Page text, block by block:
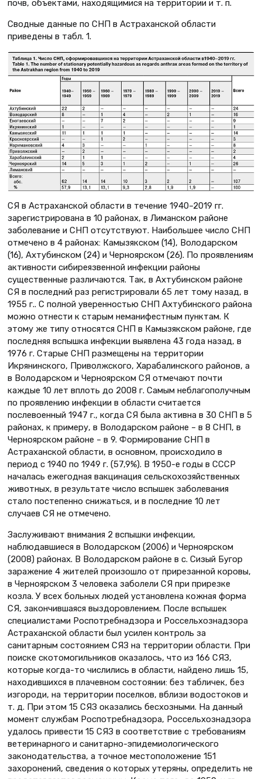
почв, объектами, находящимися на территории и т. п.
Сводные данные по СНП в Астраханской области
приведены в табл. 1.
СЯ в Астраханской области в течение 1940–2019 гг.
зарегистрирована в 10 районах, в Лиманском районе
заболевание и СНП отсутствуют. Наибольшее число СНП
отмечено в 4 районах: Камызякском (14), Володарском
(16), Ахтубинском (24) и Черноярском (26). По проявлениям
активности сибиреязвенной инфекции районы
существенные различаются. Так, в Ахтубинском районе
СЯ в последний раз регистрировали 65 лет тому назад, в
1955 г.. С полной уверенностью СНП Ахтубинского района
можно отнести к старым неманифестным пунктам. К
этому же типу относятся СНП в Камызякском районе, где
последняя вспышка инфекции выявлена 43 года назад, в
1976 г. Старые СНП размещены на территории
Икрянинского, Приволжского, Харабалинского районов, а
в Володарском и Черноярском СЯ отмечают почти
каждые 10 лет вплоть до 2008 г. Самым неблагополучным
по проявлению инфекции в области считается
послевоенный 1947 г., когда СЯ была активна в 30 СНП в 5
районах, к примеру, в Володарском районе – в 8 СНП, в
Черноярском районе – в 9. Формирование СНП в
Астраханской области, в основном, происходило в
период с 1940 по 1949 г. (57,9%). В 1950-е годы в СССР
началась ежегодная вакцинация сельскохозяйственных
животных, в результате число вспышек заболевания
стало постепенно снижаться, и в последние 10 лет
случаев СЯ не отмечено.
Заслуживают внимания 2 вспышки инфекции,
наблюдавшиеся в Володарском (2006) и Черноярском
(2008) районах. В Володарском районе в с. Сизый Бугор
заражение 4 жителей произошло от прирезанной коровы,
в Черноярском 3 человека заболели СЯ при прирезке
козла. У всех больных людей установлена кожная форма
СЯ, закончившаяся выздоровлением. После вспышек
специалистами Роспотребнадзора и Россельхознадзора
Астраханской области был усилен контроль за
санитарным состоянием СЯЗ на территории области. При
поиске скотомогильников оказалось, что из 166 СЯЗ,
которые когда-то числились в области, найдено лишь 15,
находившихся в плачевном состоянии: без табличек, без
изгороди, на территории поселков, вблизи водостоков и
т. д. При этом 15 СЯЗ оказались бесхозными. На данный
момент службам Роспотребнадзора, Россельхознадзора
удалось привести 15 СЯЗ в соответствие с требованиям
ветеринарного и санитарно-эпидемиологического
законодательства, а точное местоположение 151
захоронений, сведения о которых утеряны, определить не